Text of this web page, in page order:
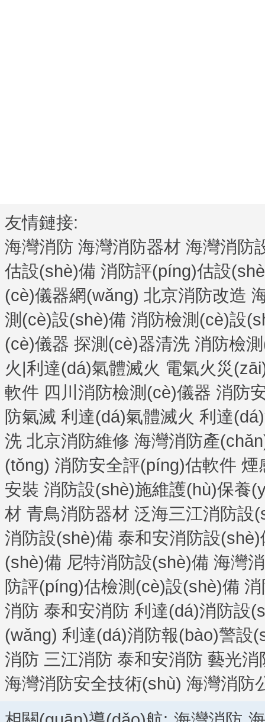
友情鏈接:
海灣消防 海灣消防器材 海灣消防
估設(shè)備 消防評(píng)估設
(cè)儀器網(wǎng) 北京消防改造
測(cè)設(shè)備 消防檢測(cè)設
(cè)儀器 探測(cè)器清洗 消防檢
火|利達(dá)氣體滅火 電氣火災
軟件 四川消防檢測(cè)儀器 消防
防氣滅 利達(dá)氣體滅火 利達
洗 北京消防維修 海灣消防產
(tǒng) 消防安全評(píng)估軟件 煙
安裝 消防設(shè)施維護(hù)保養
材 青鳥消防器材 泛海三江消防設
消防設(shè)備 泰和安消防設(shè)
(shè)備 尼特消防設(shè)備 海灣
防評(píng)估檢測(cè)設(shè)備
消防 泰和安消防 利達(dá)消防設
(wǎng) 利達(dá)消防報(bào)警設
消防 三江消防 泰和安消防 藝光消
海灣消防安全技術(shù) 海灣消防